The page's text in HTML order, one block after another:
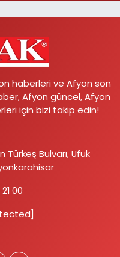
haberleri ve Afyon son
Afyon güncel, Afyon
için bizi takip edin!
Bulvarı, Ufuk
00